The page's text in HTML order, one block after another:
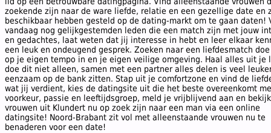
zoekende zijn naar de ware liefde, relatie en een gezellige date en
beschikbaar hebben gesteld op de dating-markt om te gaan daten!
vandaag nog gelijkgestemden leden die een match zijn met jouw
en gedachtes, laat weten dat jij interesse in hebt en leer elkaar
een leuk en ondeugend gesprek. Zoeken naar een liefdesmatch
op je eigen tempo in en je eigen veilige omgeving. Haal alles uit je
doe dit niet alleen, samen met een partner alles delen is veel
eenzaam op de bank zitten. Stap uit je comfortzone en vind de
wat jij verdient, kies de datingsite uit die het beste overeenkomt
voorkeur, passie en leeftijdsgroep, meld je vrijblijvend aan en
vrouwen uit Klundert nu op zoek zijn naar een man via een online
datingsite! Noord-Brabant zit vol met alleenstaande vrouwen nu te
benaderen voor een date!